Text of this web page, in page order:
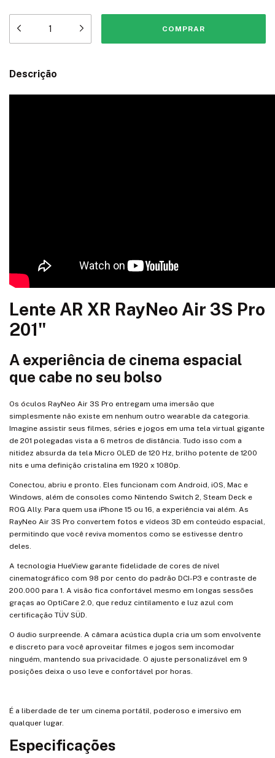
Descrição
Lente AR XR RayNeo Air 3S Pro
201"
A experiência de cinema espacial
que cabe no seu bolso
Os óculos RayNeo Air 3S Pro entregam uma imersão que
simplesmente não existe em nenhum outro wearable da categoria.
Imagine assistir seus filmes, séries e jogos em uma tela virtual gigante
de 201 polegadas vista a 6 metros de distância. Tudo isso com a
nitidez absurda da tela Micro OLED de 120 Hz, brilho potente de 1200
nits e uma definição cristalina em 1920 x 1080p.
Conectou, abriu e pronto. Eles funcionam com Android, iOS, Mac e
Windows, além de consoles como Nintendo Switch 2, Steam Deck e
ROG Ally. Para quem usa iPhone 15 ou 16, a experiência vai além. As
RayNeo Air 3S Pro convertem fotos e vídeos 3D em conteúdo espacial,
permitindo que você reviva momentos como se estivesse dentro
deles.
A tecnologia HueView garante fidelidade de cores de nível
cinematográfico com 98 por cento do padrão DCI-P3 e contraste de
200.000 para 1. A visão fica confortável mesmo em longas sessões
graças ao OptiCare 2.0, que reduz cintilamento e luz azul com
certificação TÜV SÜD.
O áudio surpreende. A câmara acústica dupla cria um som envolvente
e discreto para você aproveitar filmes e jogos sem incomodar
ninguém, mantendo sua privacidade. O ajuste personalizável em 9
posições deixa o uso leve e confortável por horas.
É a liberdade de ter um cinema portátil, poderoso e imersivo em
qualquer lugar.
Especificações